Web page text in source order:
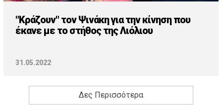
"Κράζουν" τον Ψινάκη για την κίνηση που
έκανε με το στήθος της Λιόλιου
31.05.2022
Δες Περισσότερα